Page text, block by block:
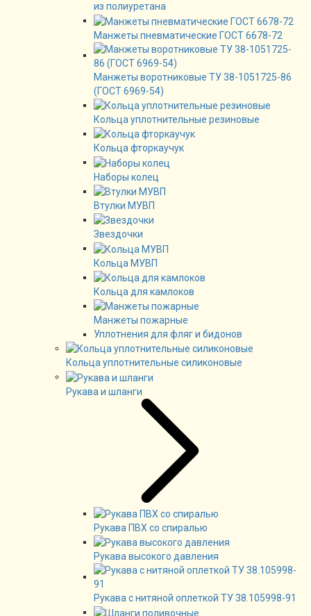
из полиуретана
Манжеты пневматические ГОСТ 6678-72
Манжеты воротниковые ТУ 38-1051725-86
(ГОСТ 6969-54)
Кольца уплотнительные резиновые
Кольца фторкаучук
Наборы колец
Втулки МУВП
Звездочки
Кольца МУВП
Кольца для камлоков
Манжеты пожарные
Уплотнения для фляг и бидонов
Кольца уплотнительные силиконовые
Рукава и шланги
Рукава ПВХ со спиралью
Рукава высокого давления
Рукава с нитяной оплеткой ТУ 38.105998-91